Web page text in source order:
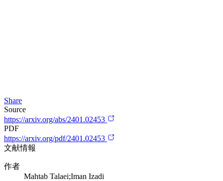
Share
Source
https://arxiv.org/abs/2401.02453
PDF
https://arxiv.org/pdf/2401.02453
文献情報
作者
Mahtab Talaei;Iman Izadi